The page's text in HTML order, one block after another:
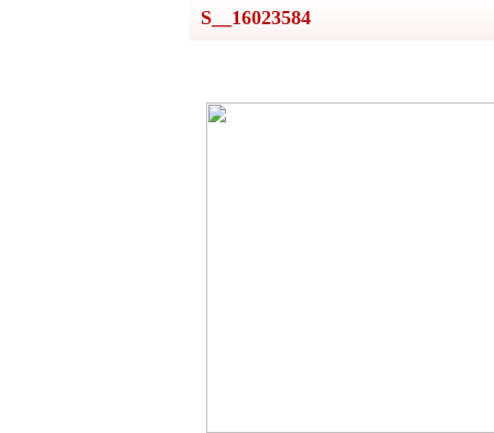
S__16023584